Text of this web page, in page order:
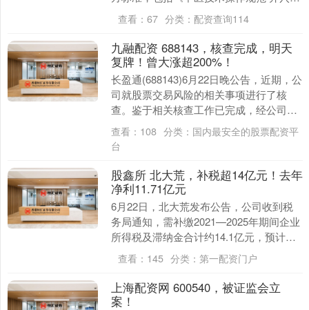
血》《中医技术操作规范 调理脾胃针法》
《中医技术....
查看： 67 分类： 配资查询114
九融配资 688143，核查完成，明天
复牌！曾大涨超200%！
长盈通(688143)6月22日晚公告，近期，公
司就股票交易风险的相关事项进行了核
查。鉴于相关核查工作已完成，经公司向
上交所申请，公司股票将于6月23日（星
期二....
查看： 108 分类： 国内最安全的股票配资平
台
股鑫所 北大荒，补税超14亿元！去年
净利11.71亿元
6月22日，北大荒发布公告，公司收到税
务局通知，需补缴2021—2025年期间企业
所得税及滞纳金合计约14.1亿元，预计将
减少2026年度净利润约14.1亿元。....
查看： 145 分类： 第一配资门户
上海配资网 600540，被证监会立
案！